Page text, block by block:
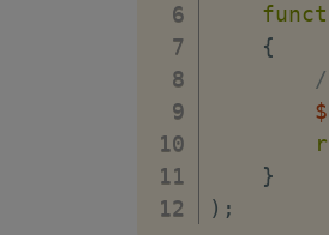
{
}
) ;